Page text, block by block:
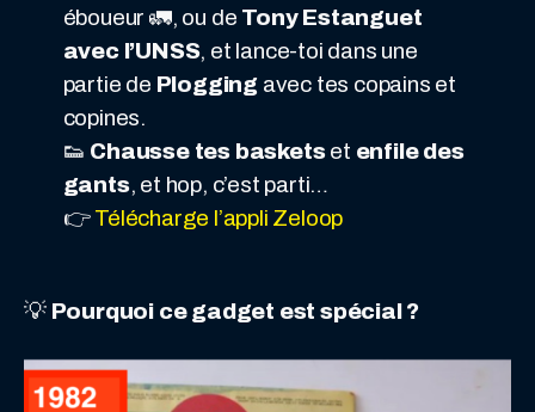
éboueur 🚛, ou de Tony Estanguet
avec l’UNSS, et lance-toi dans une
partie de Plogging avec tes copains et
copines.
👟 Chausse tes basketset enfile des
gants, et hop, c’est parti…
👉Télécharge l’appli Zeloop
💡 Pourquoi ce gadget est spécial ?